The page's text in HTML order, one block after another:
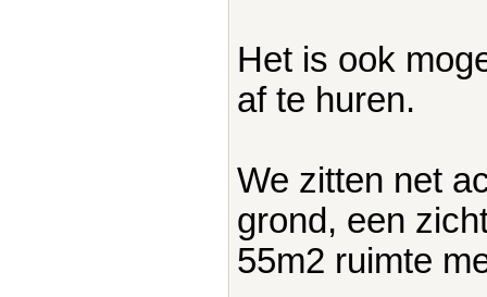
Het is ook
af te huren.
We zitten net
grond, een
55m2 ruimte